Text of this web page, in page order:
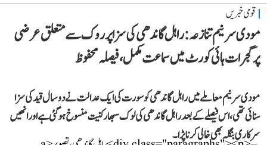
قومی خبریں
مودی سرنیم تنازعہ: راہل گاندھی کی سزا پر روک سے متعلق عرضی
پر گجرات ہائی کورٹ میں سماعت مکمل، فیصلہ محفوظ
مودی سرنیم معاملے میں راہل گاندھی کو سورت کی ایک عدالت نے دو سال قید کی سزا
سنائی تھی، اس فیصلے کے بعد راہل گاندھی کی لوک سبھا رکنیت منسوخ ہو گئی ہے اور انھیں
سرکاری بنگلہ بھی خالی کرنا پڑا۔